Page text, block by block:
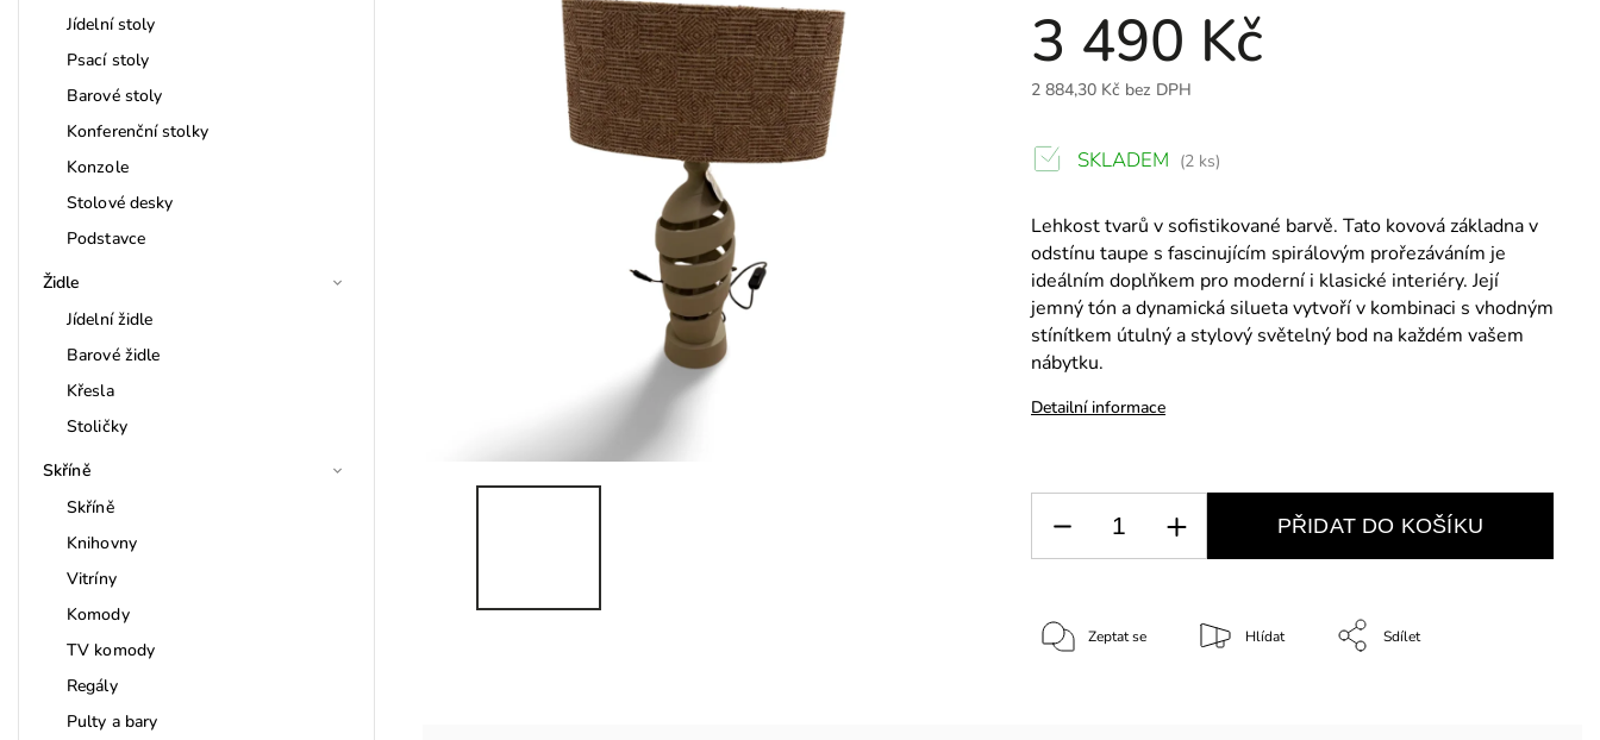
Jídelní stoly
Psací stoly
Barové stoly
Konferenční stolky
Konzole
Stolové desky
Podstavce
Židle
Jídelní židle
Barové židle
Křesla
Stoličky
Skříně
Skříně
Knihovny
Vitríny
Komody
TV komody
Regály
Pulty a bary
3 490 Kč
2 884,30 Kč bez DPH
Lehkost tvarů v sofistikované barvě. Tato kovová základna v
odstínu taupe s fascinujícím spirálovým prořezáváním je
ideálním doplňkem pro moderní i klasické interiéry. Její
jemný tón a dynamická silueta vytvoří v kombinaci s vhodným
stínítkem útulný a stylový světelný bod na každém vašem
nábytku.
Detailní informace
SKLADEM (2 ks)
PŘIDAT DO KOŠÍKU
Zeptat se Hlídat Sdílet